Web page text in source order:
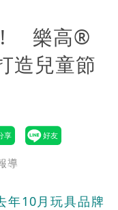
天還在審
件掉出裙底」
盡失
! 樂高®
造兒童節
導
年10月玩具品牌